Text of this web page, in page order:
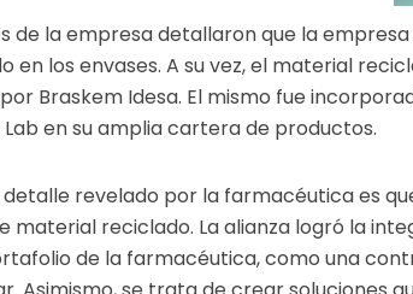
de la empresa detallaron que la
en los envases. A su vez, el material
Braskem Idesa. El mismo fue
en su amplia cartera de productos.
revelado por la farmacéutica es
material reciclado. La alianza logró la
de la farmacéutica, como una